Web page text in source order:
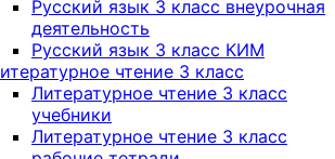
Русский язык 3 класс внеурочная
деятельность
Русский язык 3 класс КИМ
чтение 3 класс
Литературное чтение 3 класс
учебники
Литературное чтение 3 класс